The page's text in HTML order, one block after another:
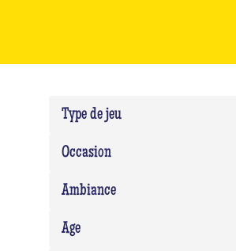
Type de jeu
Quiz
Occasion
Team building
Ambiance
Age